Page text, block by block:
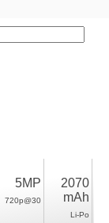
5MP
720p@30
2070
mAh
Li-Po